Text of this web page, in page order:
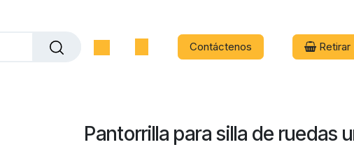
Contáctenos Retirar
Pantorrilla para silla de ruedas